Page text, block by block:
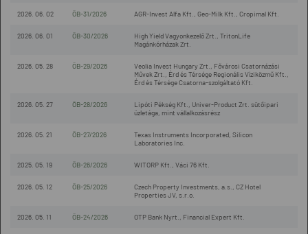
2026. 06. 02 ÖB-31/2026 AGR-Invest Alfa Kft., Geo-Milk Kft., Cropimal Kft.
2026. 06. 01 ÖB-30/2026
High Yield Vagyonkezelő Zrt., TritonLife
Magánkórházak Zrt.
2026. 05. 28 ÖB-29/2026
Veolia Invest Hungary Zrt., Fővárosi Csatornázási
Művek Zrt., Érd és Térsége Regionális Víziközmű Kft.,
Érd és Térsége Csatorna-szolgáltató Kft.
2026. 05. 27 ÖB-28/2026
Lipóti Pékség Kft., Univer-Product Zrt. sütőipari
üzletága, mint vállalkozásrész
2026. 05. 21 ÖB-27/2026
Texas Instruments Incorporated, Silicon
Laboratories Inc.
2025. 05. 19 ÖB-26/2026 WITORP Kft., Váci 76 Kft.
2026. 05. 12 ÖB-25/2026
Czech Property Investments, a.s., CZ Hotel
Properties JV, s.r.o.
2026. 05. 11 ÖB-24/2026 OTP Bank Nyrt., Financial Expert Kft.